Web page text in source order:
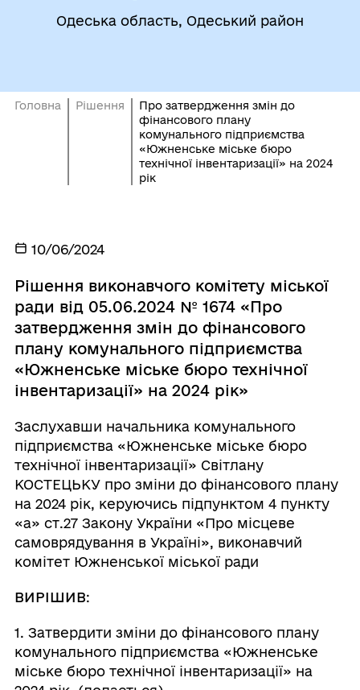
Одеська область, Одеський район
Головна Рішення
Про затвердження змін до
фінансового плану
комунального підприємства
«Южненське міське бюро
технічної інвентаризації» на 2024
рік
10/06/2024
Рішення виконавчого комітету міської
ради від 05.06.2024 № 1674 «Про
затвердження змін до фінансового
плану комунального підприємства
«Южненське міське бюро технічної
інвентаризації» на 2024 рік»
Заслухавши начальника комунального
підприємства «Южненське міське бюро
технічної інвентаризації» Світлану
КОСТЕЦЬКУ про зміни до фінансового плану
на 2024 рік, керуючись підпунктом 4 пункту
«а» ст.27 Закону України «Про місцеве
самоврядування в Україні», виконавчий
комітет Южненської міської ради
ВИРІШИВ:
1. Затвердити зміни до фінансового плану
комунального підприємства «Южненське
міське бюро технічної інвентаризації» на